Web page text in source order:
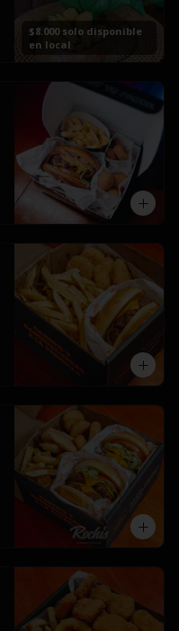
$8.000 solo disponible
en local